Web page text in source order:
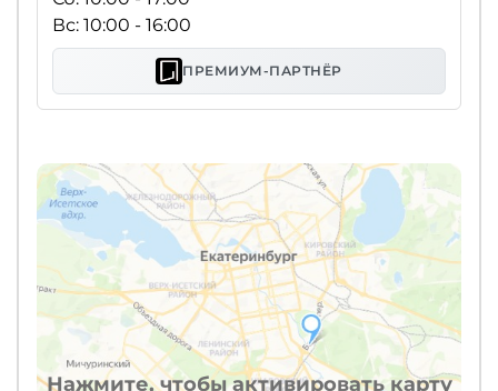
Нажмите, чтобы активировать карту
Вс: 10:00 - 16:00
ПРЕМИУМ-ПАРТНЁР